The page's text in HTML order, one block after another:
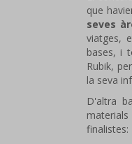
que
seves
viatges,
bases, i
Rubik,
la seva
D'altra
finalistes: